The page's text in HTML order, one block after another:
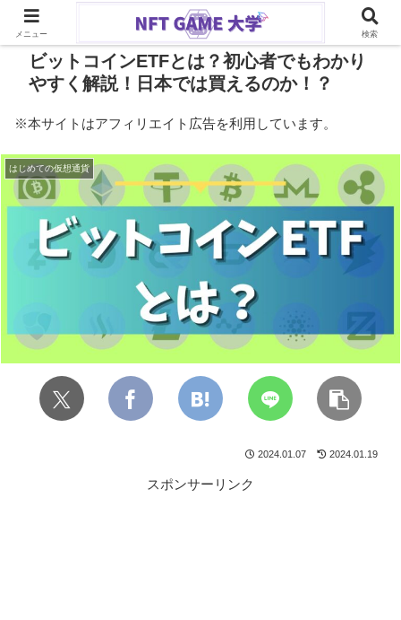
PR
ビットコインETFとは？初心者でもわかり
やすく解説！日本では買えるのか！？
※本サイトはアフィリエイト広告を利用しています。
はじめての仮想通貨
2024.01.07 2024.01.19
スポンサーリンク
メニュー 検索